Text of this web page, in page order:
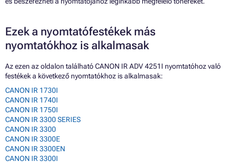
Ezek a nyomtatófestékek más
nyomtatókhoz is alkalmasak
Az ezen az oldalon található CANON IR ADV 4251I nyomtatóhoz való
festékek a következő nyomtatókhoz is alkalmasak:
CANON IR 1730I
CANON IR 1740I
CANON IR 1750I
CANON IR 3300 SERIES
CANON IR 3300
CANON IR 3300E
CANON IR 3300EN
CANON IR 3300I